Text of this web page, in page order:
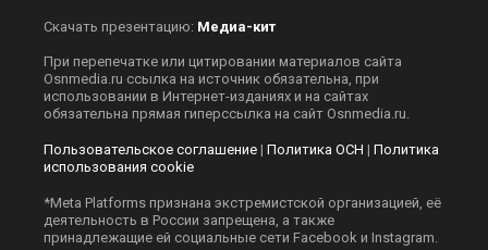
Скачать презентацию: Медиа-кит
При перепечатке или цитировании материалов сайта
Оsnmedia.ru ссылка на источник обязательна, при
использовании в Интернет-изданиях и на сайтах
обязательна прямая гиперссылка на сайт Оsnmedia.ru.
Пользовательское соглашение | Политика ОСН | Политика
использования cookie
*Meta Platforms признана экстремистской организацией, её
деятельность в России запрещена, а также
принадлежащие ей социальные сети Facebook и Instagram.